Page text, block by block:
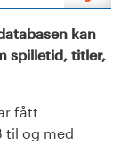
kan
spilletid, titler,
fått
til og med